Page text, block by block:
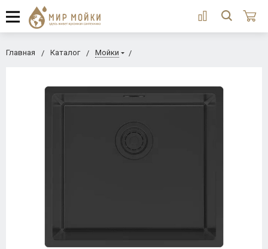
Главная Каталог Мойки